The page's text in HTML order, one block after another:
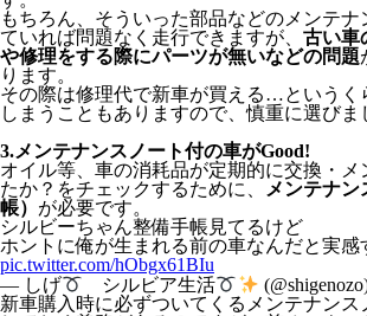
もちろん、そういった部品などのメンテ
ていれば問題なく走行できますが、 古い車
や修理をする際にパーツが無いなどの問題
ります。
その際は修理代で新車が買える…というく
しまうこともありますので、慎重に選びま
3.メンテナンスノート付の車がGood!
オイル等、車の消耗品が定期的に交換・メ
たか？をチェックするために、
メンテナ
帳） が必要です。
シルビーちゃん整備手帳見てるけど
ホントに俺が生まれる前の車なんだと実感
pic.twitter.com/hObgx61BIu
— しげ
シルビア生活
新車購入時に必ずついてくるメンテナンス